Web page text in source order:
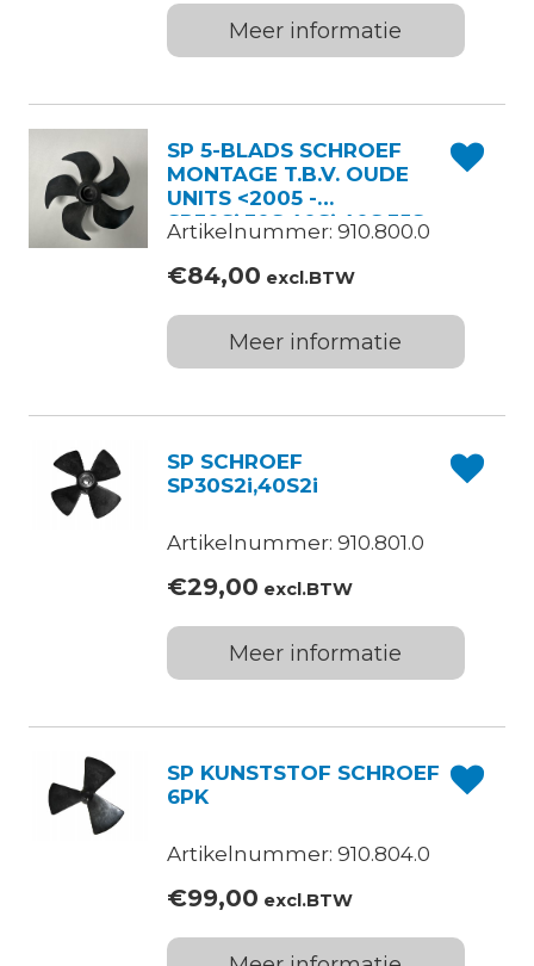
Meer informatie
SP 5-BLADS SCHROEF
MONTAGE T.B.V. OUDE
UNITS <2005 -
SP30Si,30S,40Si,40S,35S
Artikelnummer: 910.800.0
€84,00 excl.BTW
Meer informatie
SP SCHROEF
SP30S2i,40S2i
Artikelnummer: 910.801.0
€29,00 excl.BTW
Meer informatie
SP KUNSTSTOF SCHROEF
6PK
Artikelnummer: 910.804.0
€99,00 excl.BTW